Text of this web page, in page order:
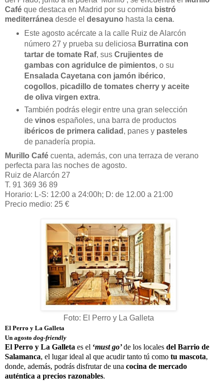
Café que destaca en Madrid por su comida bistró
mediterránea desde el desayuno hasta la cena.
Este agosto acércate a la calle Ruiz de Alarcón
número 27 y prueba su deliciosa Burratina con
tartar de tomate Raf, sus Crujientes de
gambas con agridulce de pimientos, o su
Ensalada Cayetana con jamón ibérico,
cogollos, picadillo de tomates cherry y aceite
de oliva virgen extra.
También podrás elegir entre una gran selección
de vinosespañoles, una barra de productos
ibéricos de primera calidad , panes y pasteles
de panadería propia.
Murillo Café cuenta, además, con una terraza de verano
perfecta para las noches de agosto.
Ruiz de Alarcón 27
T. 91 369 36 89
Horario: L-S: 12:00 a 24:00h; D: de 12.00 a 21:00
Precio medio: 25 €
Foto: El Perro y La Galleta
El Perro y La Galleta
Un agosto dog-friendly
El Perro y La Galleta es el ‘must go’de los locales del Barrio de
Salamanca, el lugar ideal al que acudir tanto tú como tu mascota,
donde, además, podrás disfrutar de una cocina de mercado
auténtica a precios razonables.